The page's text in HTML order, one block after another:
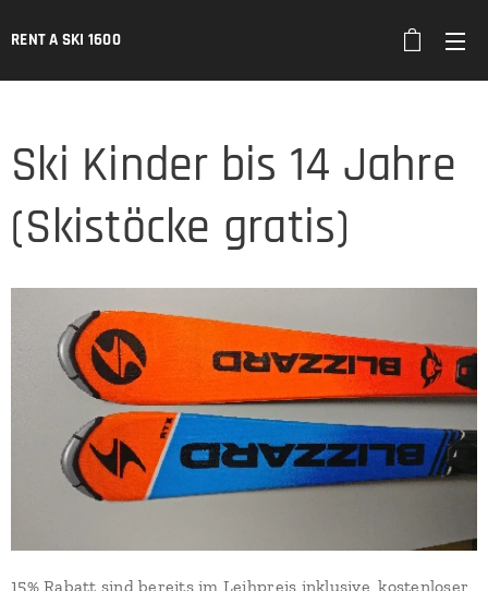
RENT A SKI 1600
Ski Kinder bis 14 Jahre
(Skistöcke gratis)
15% Rabatt sind bereits im Leihpreis inklusive, kostenloser